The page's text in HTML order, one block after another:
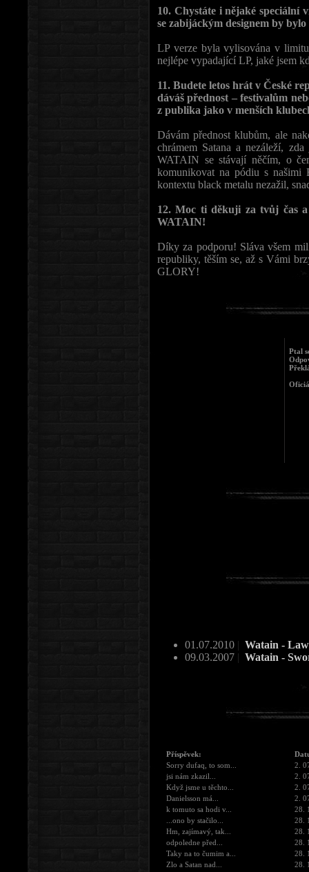
10. Chystáte i nějaké speciální
se zabijáckým designem by
LP verze byla vylisována v
nejlépe vypadající LP, jaké jsem
11. Budete letos hrát v České
dáváš přednost – festivalům
z publika jako v menších
Dávám přednost klubům, ale
chrámem Satana a nezáleží,
WATAIN se stávají něčím, o
komunikovat na pódiu s
kontextu black metalu nezažil,
12. Moc ti děkuji za tvůj čas
WATAIN!
Díky za podporu! Sláva všem
republiky, těším se, až s Vámi
GLORY!
Ptal
01.07.2010 | Watain -
09.03.2007 | Watain -
Příspěvek:
Sorry dufaq, to som...
2.
jsi nám zkazil...
2.
Když jsme u těchto...
2.
Danielsson má...
2.
k tomuto sa hodi v...
28.
...ono by stačilo...
28.
Hm, zajímavý, tak...
28.
odpoledne před...
28.
Taky na to čumim a...
28.
Zlo a Satan nad...
28.